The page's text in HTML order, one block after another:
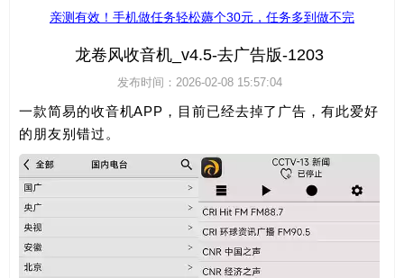
亲测有效！手机做任务轻松薅个30元，任务多到做不完
龙卷风收音机_v4.5-去广告版-1203
发布时间：2026-02-08 15:57:04
一款简易的收音机APP，目前已经去掉了广告，有此爱好
的朋友别错过。